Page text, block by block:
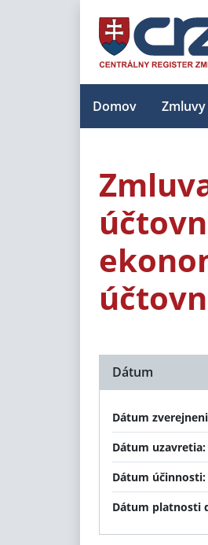
Domov Zmluvy
Dátum
Dátum
Dátum uzavretia:
Dátum účinnosti:
Dátum platnosti